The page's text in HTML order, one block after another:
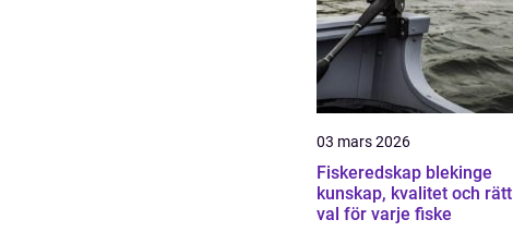
03 mars 2026
Fiskeredskap blekinge
kunskap, kvalitet och rätt
val för varje fiske